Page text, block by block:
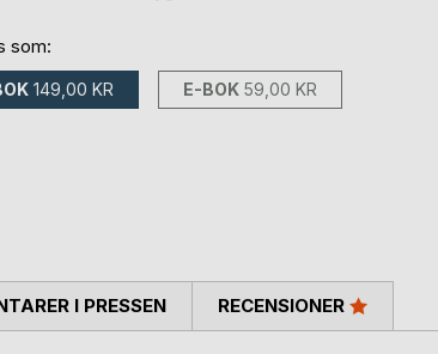
som:
149,00 KR E-BOK 59,00 KR
I PRESSEN RECENSIONER